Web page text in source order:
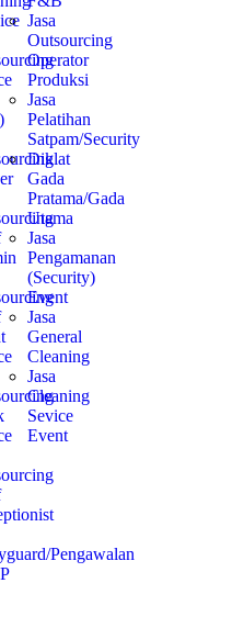
Pengawalan
Jasa
Outsourcing
Operator
Produksi
Jasa
Pelatihan
Satpam/Security
Diklat
Gada
Pratama/Gada
Utama
Jasa
Pengamanan
(Security)
Event
Jasa
General
Cleaning
Jasa
Cleaning
Sevice
Event